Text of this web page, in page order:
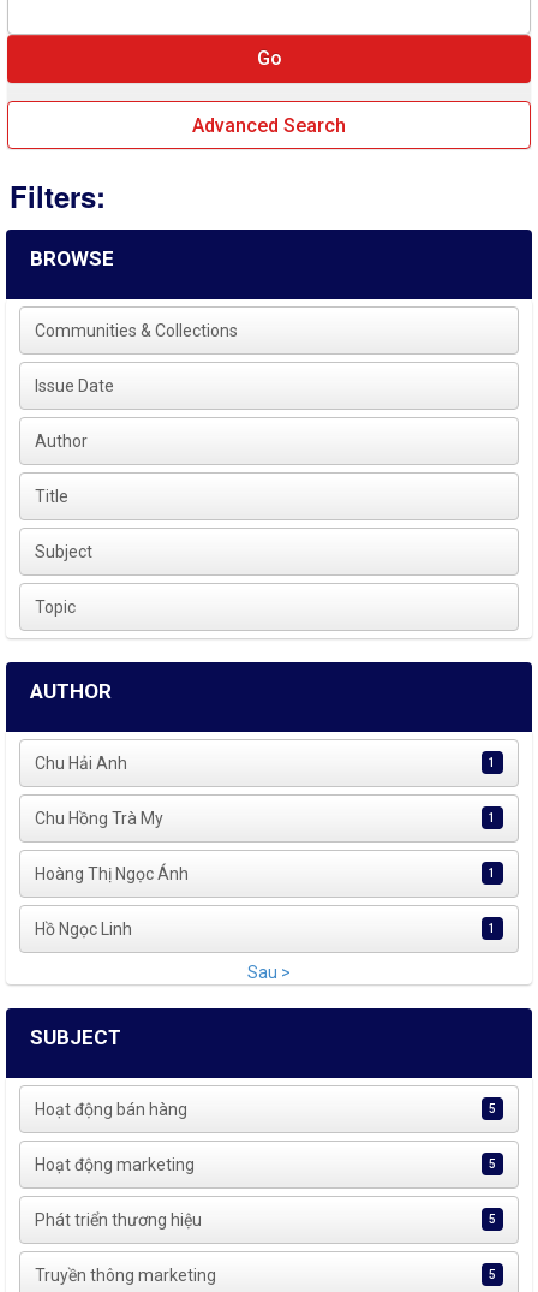
Advanced Search
Filters:
BROWSE
Communities & Collections
Issue Date
Author
Title
Subject
Topic
AUTHOR
Chu Hải Anh 1
Chu Hồng Trà My 1
Hoàng Thị Ngọc Ánh 1
Hồ Ngọc Linh 1
Sau >
SUBJECT
Hoạt động bán hàng 5
Hoạt động marketing 5
Phát triển thương hiệu 5
Truyền thông marketing 5